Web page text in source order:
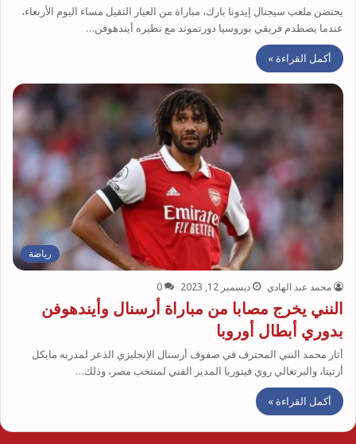
يحتضن ملعب سيجنال إيدونا بارك، مباراة من العيار الثقيل مساء اليوم الأربعاء،
عندما يصطدم فريقي بوروسيا دورتموند مع نظيره أيندهوفن…
أكمل القراءة »
رياضة
محمد عبد الهادي ديسمبر 12, 2023 0
النني يخرج مصابا من مباراة أرسنال وأيندهوفن
بدوري أبطال أوروبا
أثار محمد النني المحترف في صفوف أرسنال الإنجليزي الذعر لمدربه مايكل
أرتيتا، والبرتغالي روي فيتوريا المدير الفني لمنتخب مصر، وذلك…
أكمل القراءة »